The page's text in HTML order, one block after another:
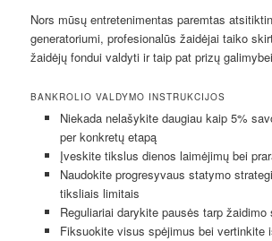
Nors mūsų entretenimentas paremtas
generatoriumi, profesionalūs žaidėjai taiko
žaidėjų fondui valdyti ir taip pat prizų
BANKROLIO VALDYMO INSTRUKCIJOS
Niekada nelašykite daugiau kaip 5%
per konkretų etapą
Įveskite tikslus dienos laimėjimų bei
Naudokite progresyvaus statymo
tiksliais limitais
Reguliariai darykite pausės tarp žaidimo
Fiksuokite visus spėjimus bei vertinkite